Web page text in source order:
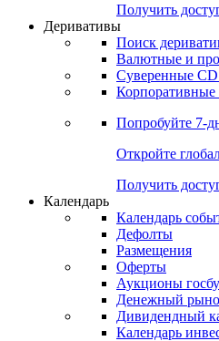
Получить
Деривативы
Поиск
Валютные и
Суверенные
Корпоративные
Попробуйте 7-
Откройте
Получить
Календарь
Календарь
Дефолты
Размещения
Оферты
Аукционы
Денежный
Дивидендный
Календарь